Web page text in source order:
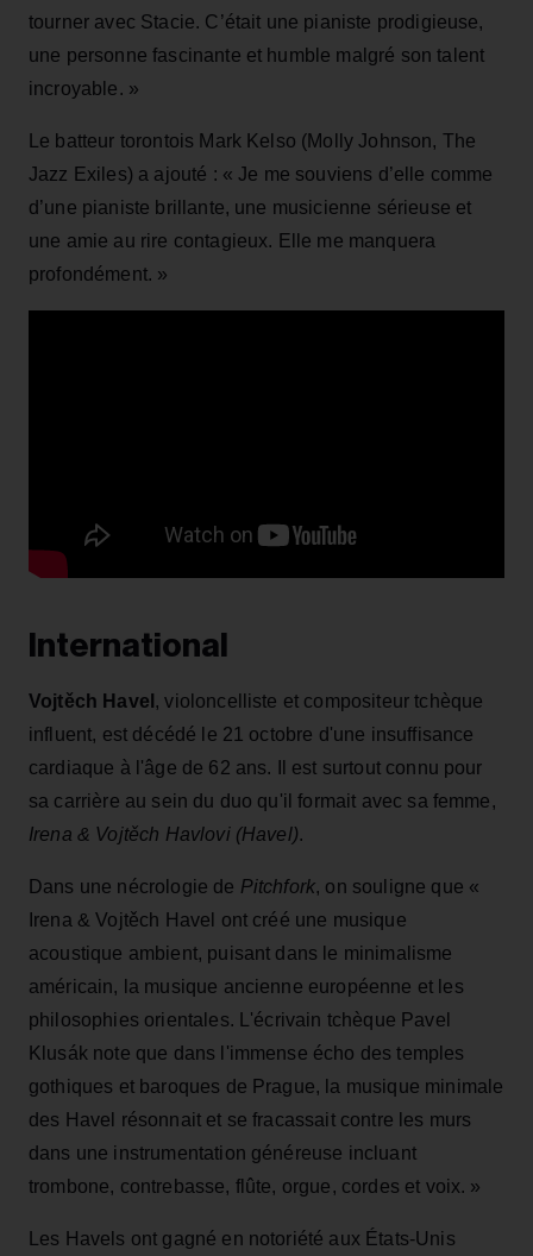
tourner avec Stacie. C’était une pianiste prodigieuse,
une personne fascinante et humble malgré son talent
incroyable. »
Le batteur torontois Mark Kelso (Molly Johnson, The
Jazz Exiles) a ajouté : « Je me souviens d’elle comme
d’une pianiste brillante, une musicienne sérieuse et
une amie au rire contagieux. Elle me manquera
profondément. »
International
Vojtěch Havel , violoncelliste et compositeur tchèque
influent, est décédé le 21 octobre d'une insuffisance
cardiaque à l'âge de 62 ans. Il est surtout connu pour
sa carrière au sein du duo qu'il formait avec sa femme,
Irena & Vojtěch Havlovi (Havel).
Dans une nécrologie de Pitchfork, on souligne que «
Irena & Vojtěch Havel ont créé une musique
acoustique ambient, puisant dans le minimalisme
américain, la musique ancienne européenne et les
philosophies orientales. L'écrivain tchèque Pavel
Klusák note que dans l'immense écho des temples
gothiques et baroques de Prague, la musique minimale
des Havel résonnait et se fracassait contre les murs
dans une instrumentation généreuse incluant
trombone, contrebasse, flûte, orgue, cordes et voix. »
Les Havels ont gagné en notoriété aux États-Unis